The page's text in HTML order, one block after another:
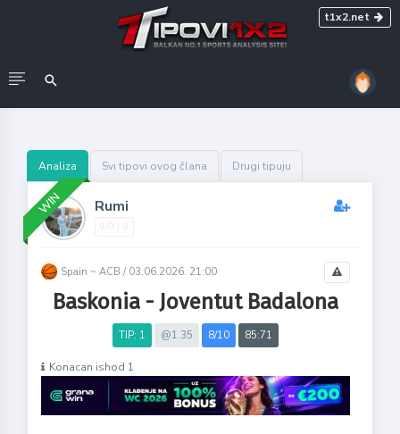
t1x2.net
Analiza Svi tipovi ovog člana Drugi tipuju
WIN Rumi
Spain ~ ACB / 03.06.2026. 21:00
Baskonia - Joventut Badalona
TIP: 1 @1.35 8/10 85:71
Konacan ishod 1